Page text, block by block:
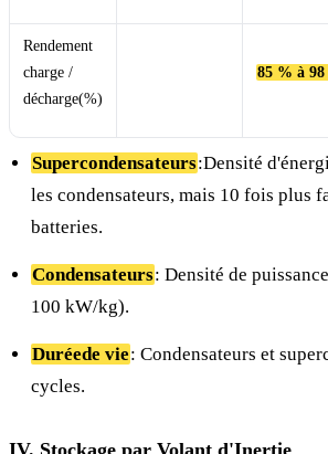
Rendement
charge /
décharge(%)
85 % à
Supercondensateurs:Densité
les condensateurs, mais 10 fois plus
batteries.
Condensateurs: Densité de
100 kW/kg).
Duréede vie: Condensateurs et
cycles.